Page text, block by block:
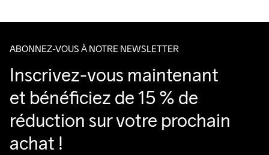
Back
Clean
Temp
machine à
ABONNEZ-VOUS À NOTRE NEWSLETTER
Inscrivez-vous maintenant
et bénéficiez de 15 % de
réduction sur votre prochain
achat !